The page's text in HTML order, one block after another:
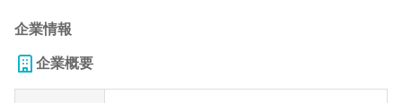
企業情報
企業概要